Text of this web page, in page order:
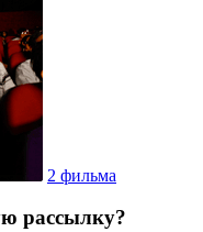
2 фильма
рассылку?